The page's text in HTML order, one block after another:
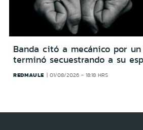
Banda citó a mecánico por
terminó secuestrando a su
REDMAULE 01/08/2026 - 18:18 HRS